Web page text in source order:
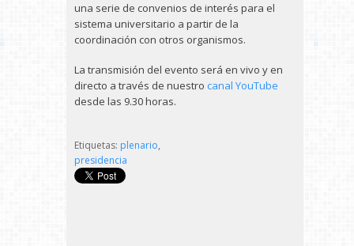
una serie de convenios de interés para el
sistema universitario a partir de la
coordinación con otros organismos.
La transmisión del evento será en vivo y en
directo a través de nuestro canal YouTube
desde las 9.30 horas.
Etiquetas: plenario,
presidencia